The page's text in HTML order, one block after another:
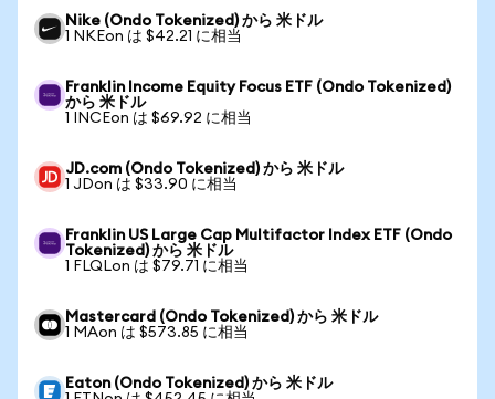
Nike (Ondo Tokenized) から 米ドル
1 NKEon は $42.21 に相当
Franklin Income Equity Focus ETF (Ondo Tokenized)
から 米ドル
1 INCEon は $69.92 に相当
JD.com (Ondo Tokenized) から 米ドル
1 JDon は $33.90 に相当
Franklin US Large Cap Multifactor Index ETF (Ondo
Tokenized) から 米ドル
1 FLQLon は $79.71 に相当
Mastercard (Ondo Tokenized) から 米ドル
1 MAon は $573.85 に相当
Eaton (Ondo Tokenized) から 米ドル